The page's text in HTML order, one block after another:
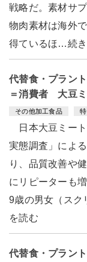
戦略だ。素材サ
物肉素材は海外
得ているほ…続
代替食・プラン
＝消費者 大豆
その他加工食品
日本大豆ミート
実態調査」によ
り、品質改善や
にリピーターも
9歳の男女（スク
を読む
代替食・プラン